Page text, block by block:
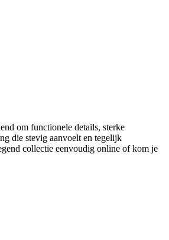
om functionele details, sterke
die stevig aanvoelt en tegelijk
collectie eenvoudig online of kom je